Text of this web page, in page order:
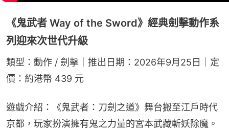
《鬼武者 Way of the Sword》經典劍擊動作系
列迎來次世代升級
類型：動作 / 劍擊｜推出日期：2026年9月25日｜定
價：約港幣 439 元
遊戲介紹：《鬼武者：刀劍之道》舞台搬至江戶時代
京都，玩家扮演擁有鬼之力量的宮本武藏斬妖除魔。